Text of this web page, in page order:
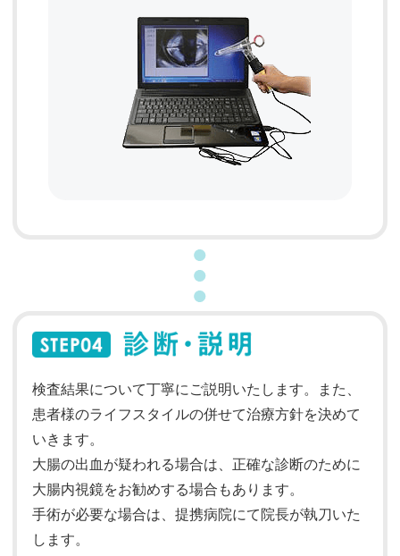
検査結果について丁寧にご説明いたします。また、
患者様のライフスタイルの併せて治療方針を決めて
いきます。
大腸の出血が疑われる場合は、正確な診断のために
大腸内視鏡をお勧めする場合もあります。
手術が必要な場合は、提携病院にて院長が執刀いた
します。